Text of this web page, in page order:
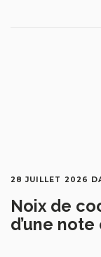
28 JUILLET 2026
Noix de
d’une